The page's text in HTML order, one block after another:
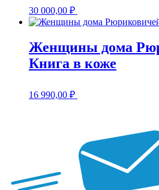
30 000,00 ₽
Женщины дома
Книга в коже
16 990,00 ₽